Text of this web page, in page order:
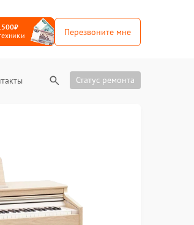
Перезвоните мне
Статус ремонта